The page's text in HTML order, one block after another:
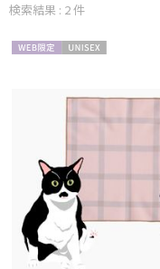
カテゴリー
ブランド
傘機能
おすすめ
価格の高い
価格の低い
順
人気順
売上点数順
検索結果 : 2件